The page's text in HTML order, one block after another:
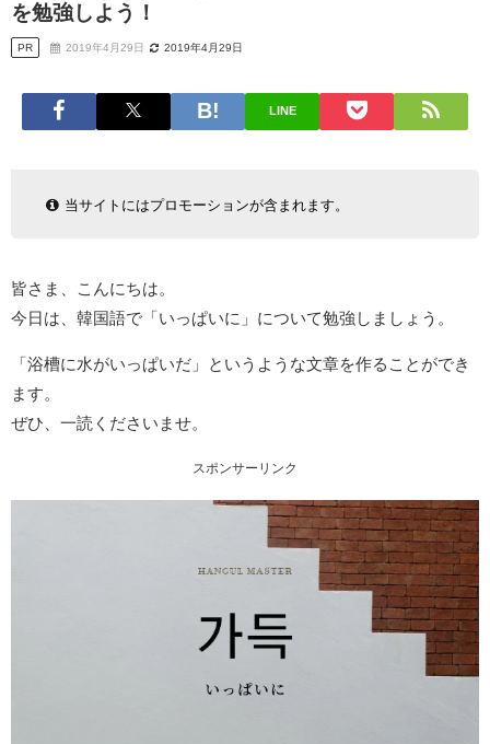
を勉強しよう！
PR 2019年4月29日 2019年4月29日
LINE
当サイトにはプロモーションが含まれます。
皆さま、こんにちは。
今日は、韓国語で「いっぱいに」について勉強しましょう。
「浴槽に水がいっぱいだ」というような文章を作ることができ
ます。
ぜひ、一読くださいませ。
スポンサーリンク